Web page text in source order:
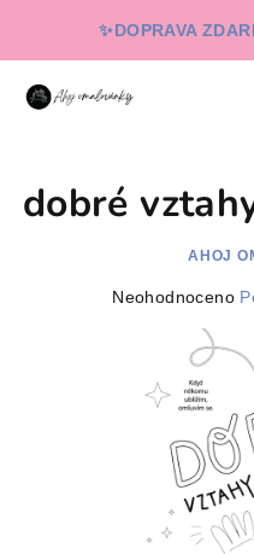
obsah
✨DOPRAVA
dobré
AHOJ
Neohodnoceno